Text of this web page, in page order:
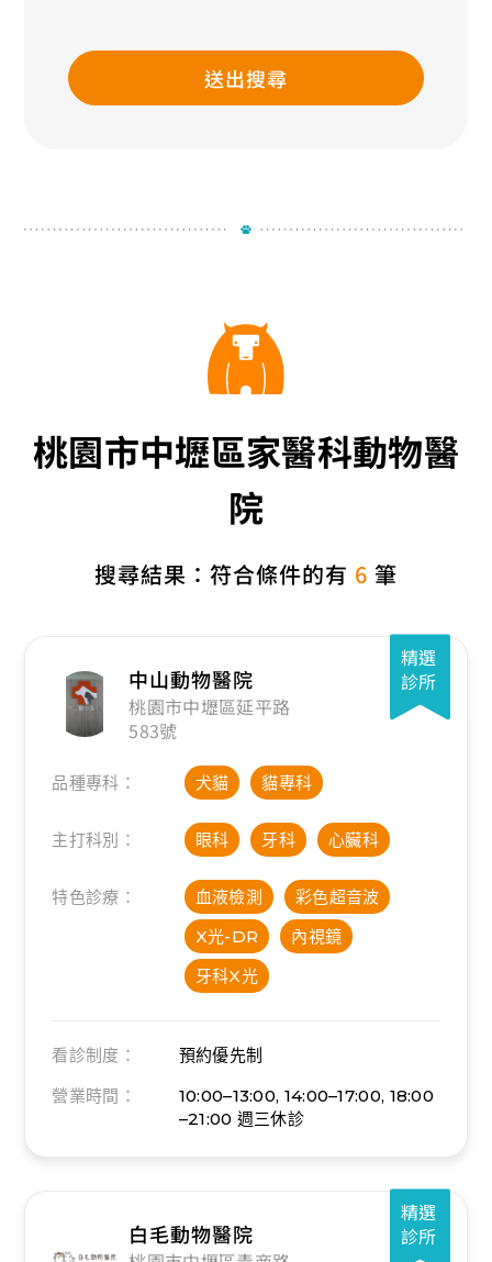
送出搜尋
桃園市中壢區家醫科動物醫
院
搜尋結果：符合條件的有 6 筆
精選
診所
中山動物醫院
桃園市中壢區延平路
583號
品種專科： 犬貓 貓專科
主打科別： 眼科 牙科 心臟科
特色診療： 血液檢測
彩色超音波
X光-DR
內視鏡
牙科X光
看診制度：
預約優先制
營業時間：
10:00–13:00, 14:00–17:00, 18:00
–21:00 週三休診
精選
診所
白毛動物醫院